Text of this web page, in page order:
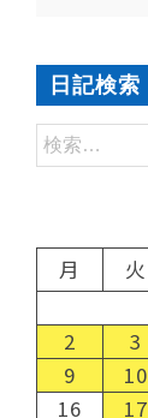
日記検索
月
火
2
3
9
10
16
17